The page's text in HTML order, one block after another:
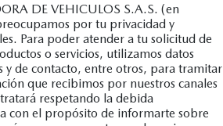
DE VEHICULOS S.A.S. (en
por tu privacidad y
Para poder atender a tu solicitud de
o servicios, utilizamos datos
y de contacto, entre otros, para tramitar
que recibimos por nuestros canales
respetando la debida
con el propósito de informarte sobre